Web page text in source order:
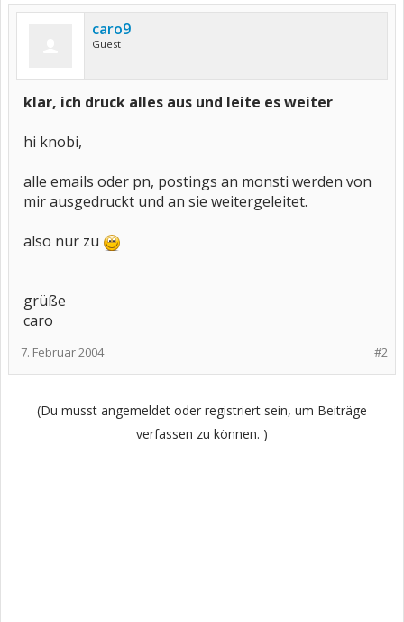
caro9
Guest
klar, ich druck alles aus und leite es weiter
hi knobi,
alle emails oder pn, postings an monsti werden von
mir ausgedruckt und an sie weitergeleitet.
also nur zu
grüße
caro
#2
7. Februar 2004
(Du musst angemeldet oder registriert sein, um Beiträge
verfassen zu können. )